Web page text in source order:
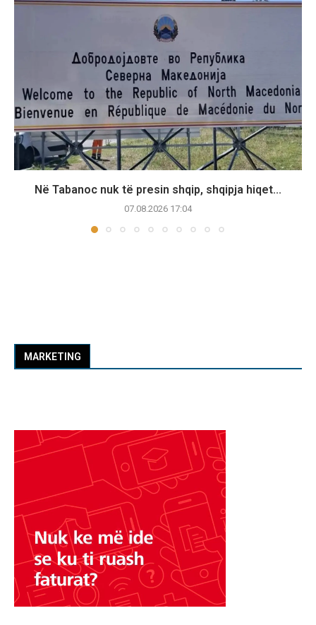
Në Tabanoc nuk të presin shqip, shqipja hiqet...
07.08.2026 17:04
MARKETING